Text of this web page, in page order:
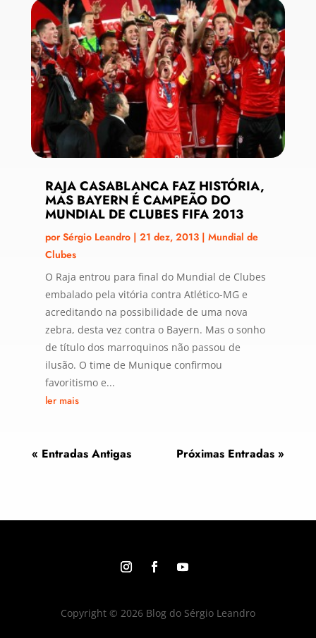
RAJA CASABLANCA FAZ HISTÓRIA,
MAS BAYERN É CAMPEÃO DO
MUNDIAL DE CLUBES FIFA 2013
porSérgio Leandro| 21 dez, 2013| Mundial de
Clubes
O Raja entrou para final do Mundial de Clubes
embalado pela vitória contra Atlético-MG e
acreditando na possibilidade de uma nova
zebra, desta vez contra o Bayern. Mas o sonho
de título dos marroquinos não passou de
ilusão. O time de Munique confirmou
favoritismo e...
ler mais
« Entradas Antigas Próximas Entradas »
Copyright © 2026 Blog do Sérgio Leandro